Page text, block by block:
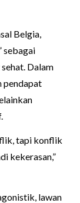
Belgia,
sebagai
Dalam
pendapat
tapi konflik
kekerasan,”
lawan